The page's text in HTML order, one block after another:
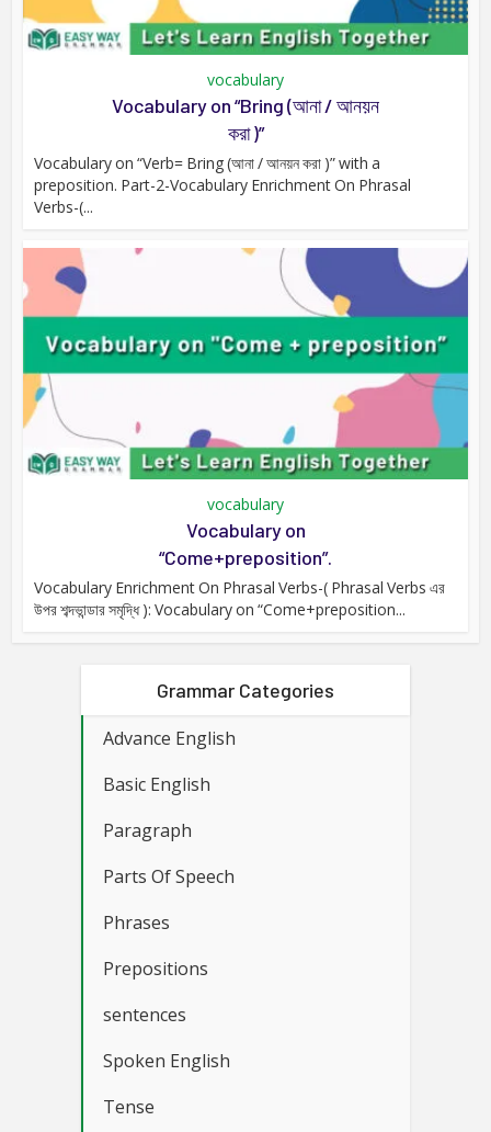
vocabulary
Vocabulary on “Bring (আনা / আনয়ন
করা )”
Vocabulary on “Verb= Bring (আনা / আনয়ন করা )” with a
preposition. Part-2-Vocabulary Enrichment On Phrasal
Verbs-(...
vocabulary
Vocabulary on
“Come+preposition”.
Vocabulary Enrichment On Phrasal Verbs-( Phrasal Verbs এর
উপর শব্দভান্ডার সমৃদ্ধি ): Vocabulary on “Come+preposition...
Grammar Categories
Advance English
Basic English
Paragraph
Parts Of Speech
Phrases
Prepositions
sentences
Spoken English
Tense